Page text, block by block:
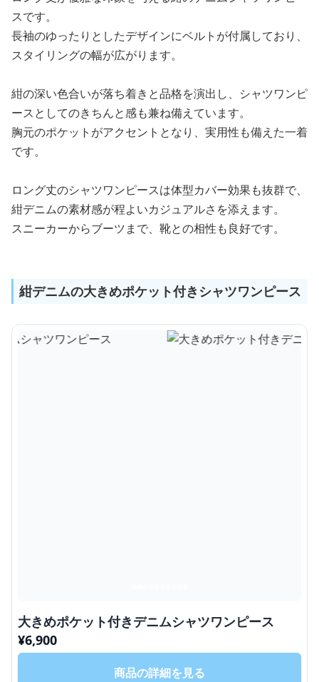
スです。
長袖のゆったりとしたデザインにベルトが付属しており、
スタイリングの幅が広がります。
紺の深い色合いが落ち着きと品格を演出し、シャツワンピ
ースとしてのきちんと感も兼ね備えています。
胸元のポケットがアクセントとなり、実用性も備えた一着
です。
ロング丈のシャツワンピースは体型カバー効果も抜群で、
紺デニムの素材感が程よいカジュアルさを添えます。
スニーカーからブーツまで、靴との相性も良好です。
紺デニムの大きめポケット付きシャツワンピース
大きめポケット付きデニムシャツワンピース
¥6,900
商品の詳細を見る